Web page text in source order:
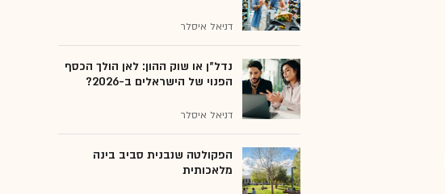
דניאל איסלר
נדל"ן או שוק ההון: לאן הולך הכסף
הפנוי של הישראלים ב-2026?
דניאל איסלר
הפקולטה שנבנית סביב בינה
מלאכותית